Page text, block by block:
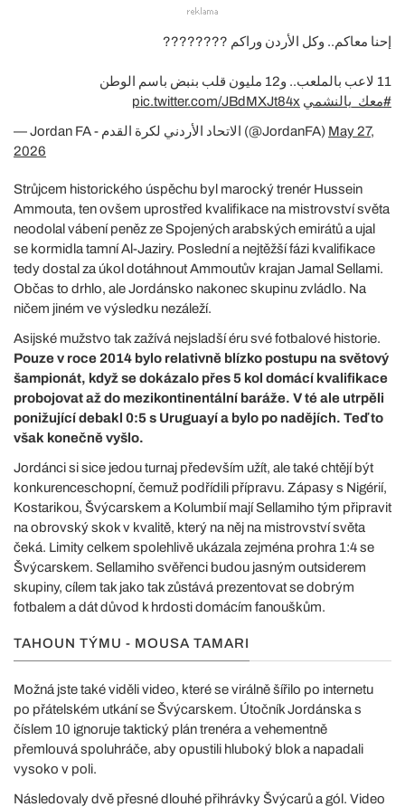
إحنا معاكم.. وكل الأردن وراكم ????????
11 لاعب بالملعب.. و12 مليون قلب بنبض باسم الوطن
#معك_يالنشمي pic.twitter.com/JBdMXJt84x
— Jordan FA - الاتحاد الأردني لكرة القدم (@JordanFA) May 27,
2026
Strůjcem historického úspěchu byl marocký trenér Hussein
Ammouta, ten ovšem uprostřed kvalifikace na mistrovství světa
neodolal vábení peněz ze Spojených arabských emirátů a ujal
se kormidla tamní Al-Jaziry. Poslední a nejtěžší fázi kvalifikace
tedy dostal za úkol dotáhnout Ammoutův krajan Jamal Sellami.
Občas to drhlo, ale Jordánsko nakonec skupinu zvládlo. Na
ničem jiném ve výsledku nezáleží.
Asijské mužstvo tak zažívá nejsladší éru své fotbalové historie.
Pouze v roce 2014 bylo relativně blízko postupu na světový
šampionát, když se dokázalo přes 5 kol domácí kvalifikace
probojovat až do mezikontinentální baráže. V té ale utrpěli
ponižující debakl 0:5 s Uruguayí a bylo po nadějích. Teď to
však konečně vyšlo.
Jordánci si sice jedou turnaj především užít, ale také chtějí být
konkurenceschopní, čemuž podřídili přípravu. Zápasy s Nigérií,
Kostarikou, Švýcarskem a Kolumbií mají Sellamiho tým připravit
na obrovský skok v kvalitě, který na něj na mistrovství světa
čeká. Limity celkem spolehlivě ukázala zejména prohra 1:4 se
Švýcarskem. Sellamiho svěřenci budou jasným outsiderem
skupiny, cílem tak jako tak zůstává prezentovat se dobrým
fotbalem a dát důvod k hrdosti domácím fanouškům.
TAHOUN TÝMU - MOUSA TAMARI
Možná jste také viděli video, které se virálně šířilo po internetu
po přátelském utkání se Švýcarskem. Útočník Jordánska s
číslem 10 ignoruje taktický plán trenéra a vehementně
přemlouvá spoluhráče, aby opustili hluboký blok a napadali
vysoko v poli.
Následovaly dvě přesné dlouhé přihrávky Švýcarů a gól. Video